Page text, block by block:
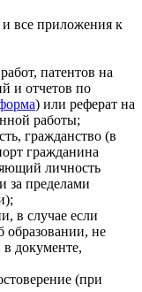
и все приложения к
патентов на
и отчетов по
) или реферат на
работы;
гражданство (в
гражданина
личность
за пределами
в случае если
образовании, не
в документе,
(при